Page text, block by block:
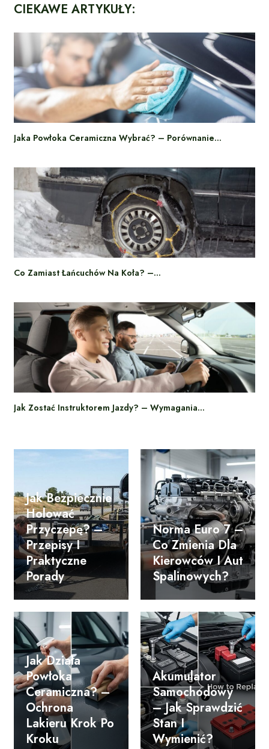
CIEKAWE ARTYKUŁY:
Jaka Powłoka Ceramiczna Wybrać? – Porównanie…
Co Zamiast Łańcuchów Na Koła? –…
Jak Zostać Instruktorem Jazdy? – Wymagania…
Jak Bezpiecznie
Holować
Przyczepę? –
Przepisy I
Praktyczne
Porady
Norma Euro 7 –
Co Zmienia Dla
Kierowców I Aut
Spalinowych?
Jak Działa
Powłoka
Ceramiczna? –
Ochrona
Lakieru Krok Po
Kroku
Akumulator
Samochodowy
– Jak Sprawdzić
Stan I
Wymienić?